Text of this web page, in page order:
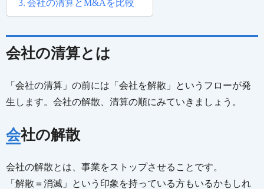
会社の清算とM&Aを比較
会社の清算とは
「会社の清算」の前には「会社を解散」というフローが発
生します。会社の解散、清算の順にみていきましょう。
会社の解散
会社の解散とは、事業をストップさせることです。
「解散＝消滅」という印象を持っている方もいるかもしれ